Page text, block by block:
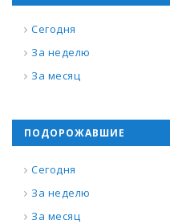
Сегодня
За неделю
За месяц
ПОДОРОЖАВШИЕ
Сегодня
За неделю
За месяц